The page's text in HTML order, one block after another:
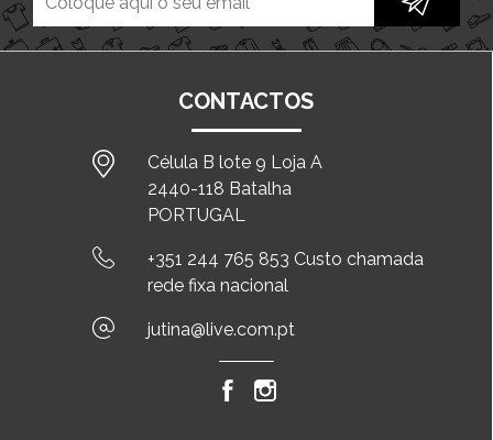
CONTACTOS
Célula B lote 9 Loja A
2440-118 Batalha
PORTUGAL
+351 244 765 853 Custo chamada
rede fixa nacional
jutina@live.com.pt